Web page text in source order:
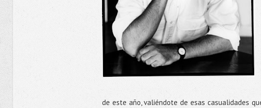
de este año, valiéndote de esas casualidades